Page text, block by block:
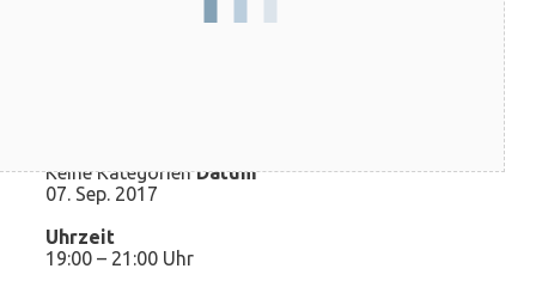
Keine KategorienDatum
07. Sep. 2017
Uhrzeit
19:00 – 21:00 Uhr